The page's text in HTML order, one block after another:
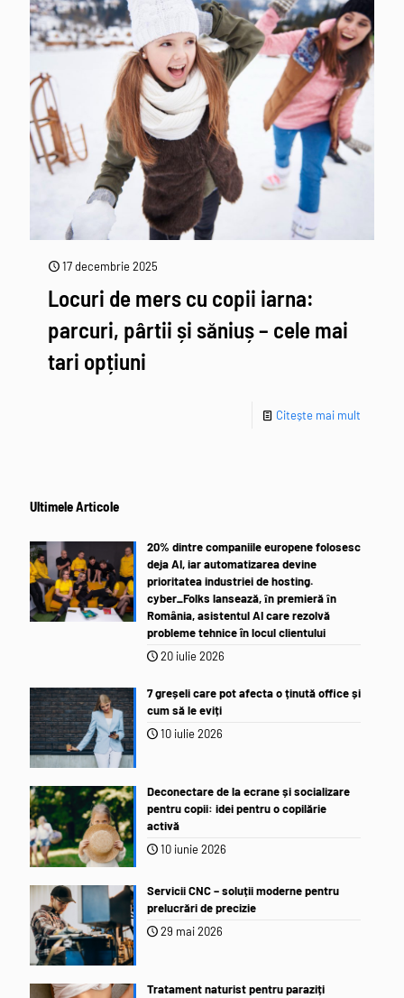
17 decembrie 2025
Locuri de mers cu copii iarna:
parcuri, pârtii și săniuș – cele mai
tari opțiuni
Citește mai mult
Ultimele Articole
20% dintre companiile europene folosesc
deja AI, iar automatizarea devine
prioritatea industriei de hosting.
cyber_Folks lansează, ȋn premieră ȋn
România, asistentul AI care rezolvă
probleme tehnice în locul clientului
20 iulie 2026
7 greșeli care pot afecta o ținută office și
cum să le eviți
10 iulie 2026
Deconectare de la ecrane și socializare
pentru copii: idei pentru o copilărie
activă
10 iunie 2026
Servicii CNC – soluții moderne pentru
prelucrări de precizie
29 mai 2026
Tratament naturist pentru paraziți